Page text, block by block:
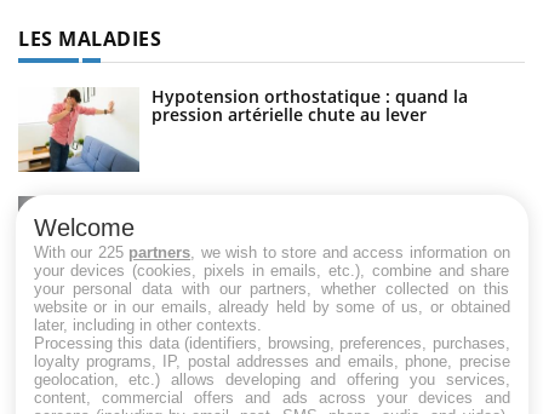
LES MALADIES
Hypotension orthostatique : quand la
pression artérielle chute au lever
Maladie de Charcot (Sclérose latérale
amyotrophique)
Welcome
With our 225 partners , we wish to store and access information on
your devices (cookies, pixels in emails, etc.), combine and share
your personal data with our partners, whether collected on this
website or in our emails, already held by some of us, or obtained
later, including in other contexts.
Processing this data (identifiers, browsing, preferences, purchases,
loyalty programs, IP, postal addresses and emails, phone, precise
geolocation, etc.) allows developing and offering you services,
content, commercial offers and ads across your devices and